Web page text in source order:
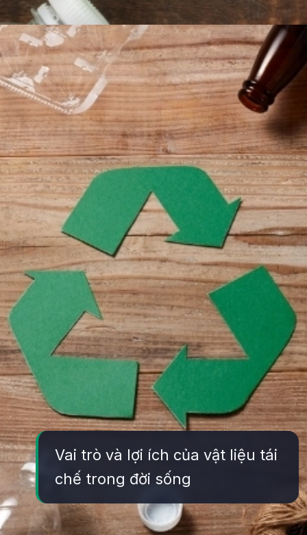
Đang mở https://yeukhoahoc.edu.vn/vat-lieu-tai-che-la-gi
Vai trò và lợi ích của vật liệu tái
chế trong đời sống